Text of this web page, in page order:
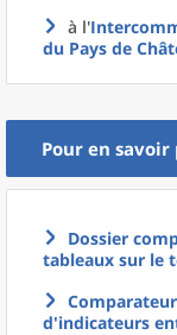
à l'
du Pays de
Pour en savoir
Dossier
tableaux sur le
d'indicateurs